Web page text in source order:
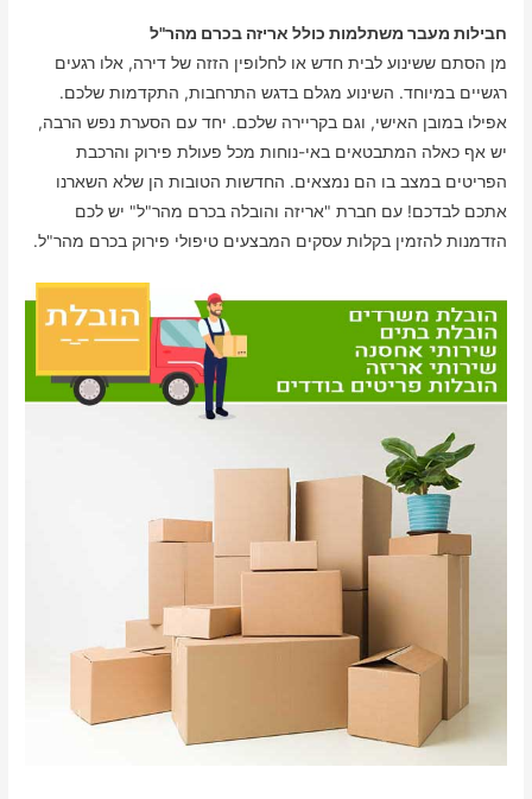
חבילות מעבר משתלמות כולל אריזה בכרם מהר"ל
מן הסתם ששינוע לבית חדש או לחלופין הזזה של דירה, אלו רגעים
רגשיים במיוחד. השינוע מגלם בדגש התרחבות, התקדמות שלכם.
אפילו במובן האישי, וגם בקריירה שלכם. יחד עם הסערת נפש הרבה,
יש אף כאלה המתבטאים באי-נוחות מכל פעולת פירוק והרכבת
הפריטים במצב בו הם נמצאים. החדשות הטובות הן שלא השארנו
אתכם לבדכם! עם חברת "אריזה והובלה בכרם מהר"ל" יש לכם
הזדמנות להזמין בקלות עסקים המבצעים טיפולי פירוק בכרם מהר"ל.